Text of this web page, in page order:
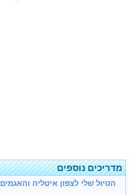
מדריכים נוספים
הטיול שלי לצפון איטליה והאגמים